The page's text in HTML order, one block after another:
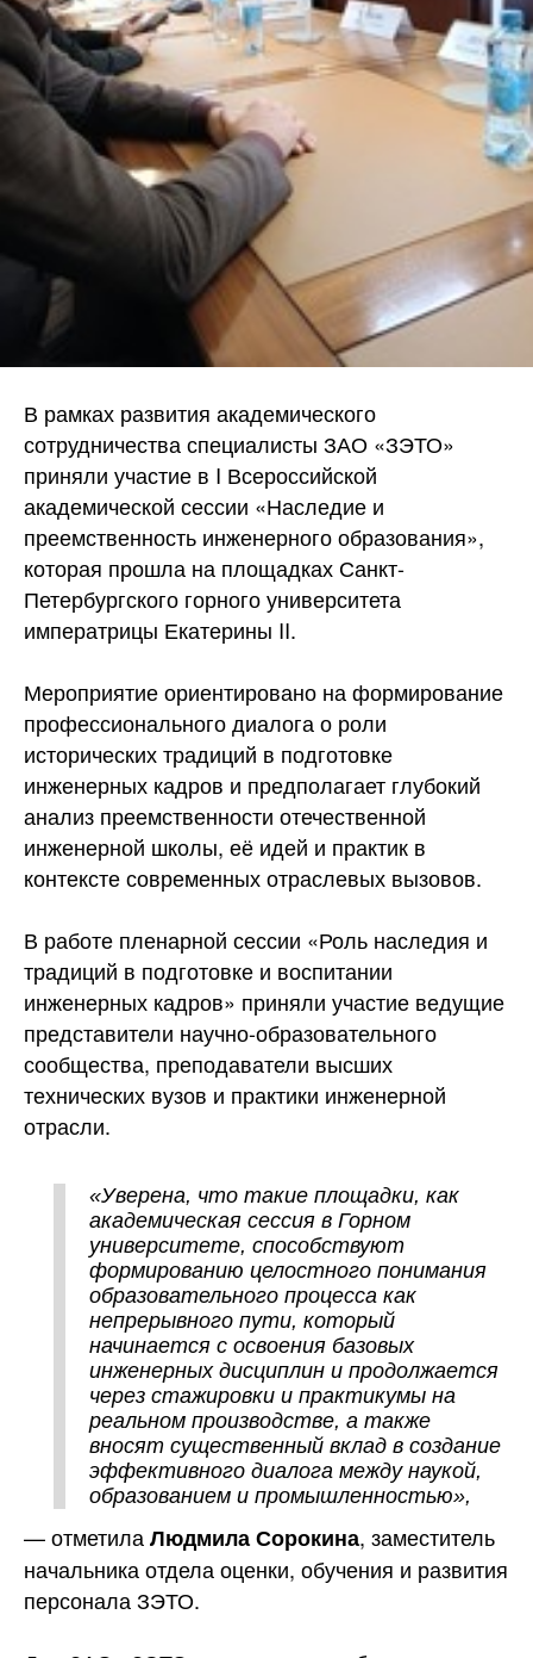
В рамках развития академического
сотрудничества специалисты ЗАО «ЗЭТО»
приняли участие в I Всероссийской
академической сессии «Наследие и
преемственность инженерного образования»,
которая прошла на площадках Санкт-
Петербургского горного университета
императрицы Екатерины II.
Мероприятие ориентировано на формирование
профессионального диалога о роли
исторических традиций в подготовке
инженерных кадров и предполагает глубокий
анализ преемственности отечественной
инженерной школы, её идей и практик в
контексте современных отраслевых вызовов.
В работе пленарной сессии «Роль наследия и
традиций в подготовке и воспитании
инженерных кадров» приняли участие ведущие
представители научно-образовательного
сообщества, преподаватели высших
технических вузов и практики инженерной
отрасли.
«Уверена, что такие площадки, как
академическая сессия в Горном
университете, способствуют
формированию целостного понимания
образовательного процесса как
непрерывного пути, который
начинается с освоения базовых
инженерных дисциплин и продолжается
через стажировки и практикумы на
реальном производстве, а также
вносят существенный вклад в создание
эффективного диалога между наукой,
образованием и промышленностью»,
— отметилаЛюдмила Сорокина, заместитель
начальника отдела оценки, обучения и развития
персонала ЗЭТО.